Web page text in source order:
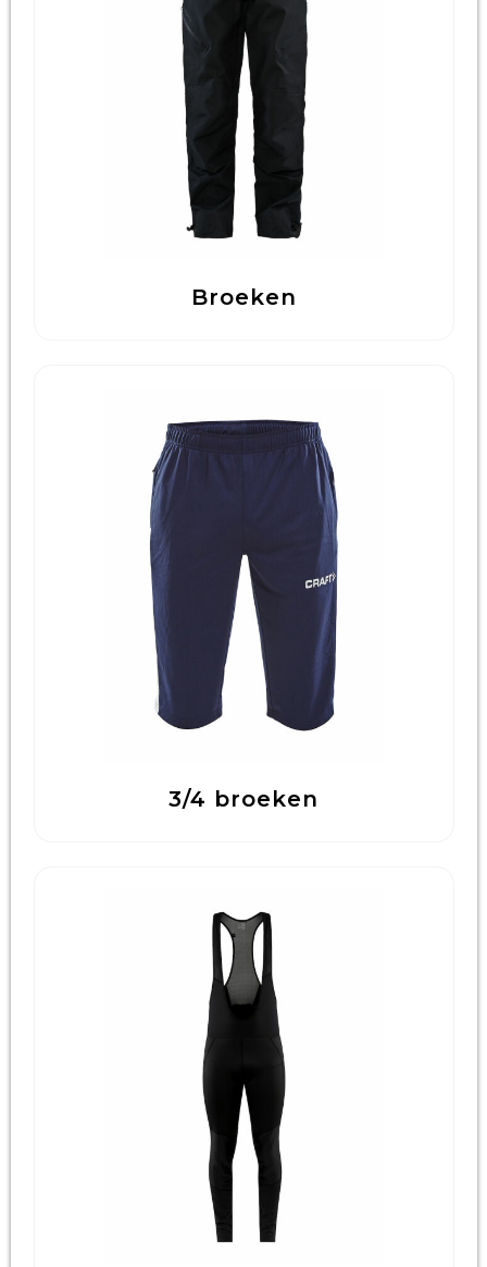
Technologie & Gadgets
Outdoor & Vrije tijd
Pennen & Schrijfwaren
Tassen & Reizen
Gezondheid & Welzijn
Broeken
3/4 broeken